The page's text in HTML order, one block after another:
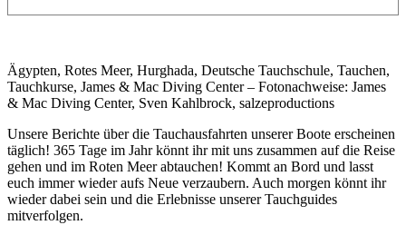
Ägypten, Rotes Meer, Hurghada, Deutsche Tauchschule, Tauchen,
Tauchkurse, James & Mac Diving Center – Fotonachweise: James
& Mac Diving Center, Sven Kahlbrock, salzeproductions
Unsere Berichte über die Tauchausfahrten unserer Boote erscheinen
täglich! 365 Tage im Jahr könnt ihr mit uns zusammen auf die Reise
gehen und im Roten Meer abtauchen! Kommt an Bord und lasst
euch immer wieder aufs Neue verzaubern. Auch morgen könnt ihr
wieder dabei sein und die Erlebnisse unserer Tauchguides
mitverfolgen.